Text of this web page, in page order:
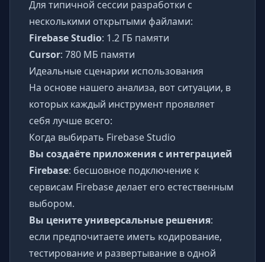
Для типичной сессии разработки с
несколькими открытыми файлами:
Firebase Studio: 1.2 ГБ памяти
Cursor: 780 МБ памяти
Идеальные сценарии использования
На основе нашего анализа, вот ситуации, в
которых каждый инструмент проявляет
себя лучше всего:
Когда выбирать Firebase Studio
Вы создаёте приложения с интеграцией
Firebase: бесшовное подключение к
сервисам Firebase делает его естественным
выбором.
Вы цените универсальные решения:
если предпочитаете иметь кодирование,
тестирование и развертывание в одной